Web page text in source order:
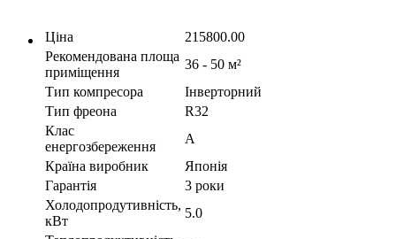
Ціна
215800.00
Рекомендована площа
приміщення
36 - 50 м²
Тип компресора
Інверторний
Тип фреона
R32
Клас
енергозбереження
A
Країна виробник
Японія
Гарантія
3 роки
Холодопродутивність,
кВт
5.0